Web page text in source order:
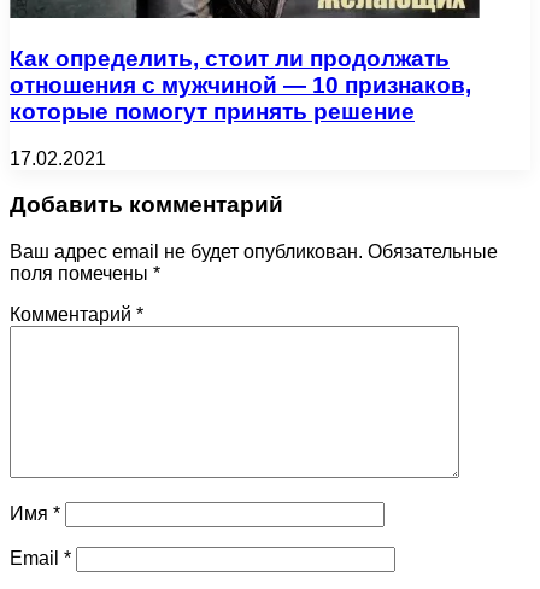
Как определить, стоит ли продолжать
отношения с мужчиной — 10 признаков,
которые помогут принять решение
17.02.2021
Добавить комментарий
Ваш адрес email не будет опубликован. Обязательные
поля помечены *
Комментарий *
Имя *
Email *